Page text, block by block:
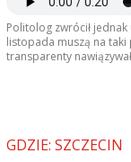
Politolog zwrócił
listopada muszą na taki
transparenty
GDZIE: SZCZECIN